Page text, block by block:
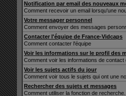
Notification par email des nouveaux
Comment recevoir un email lorsqu'une
Votre messager personnel
Comment envoyer des messages
Contacter l'équipe de France-Vidcaps
Comment contacter l'équipe
Voir les informations sur le profil des
Comment voir les informations de contact
Voir les sujets actifs du jour
Comment voir tous le sujets qui ont une
Rechercher des sujets et messages
Comment utiliser la fonction de recherche.